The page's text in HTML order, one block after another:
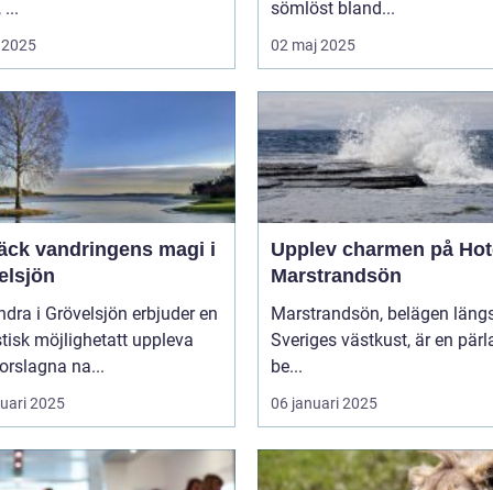
... sömlöst bland...
02 maj 2025
vandringens magi i
i Grövelsjön erbjuder en
möjlighetatt uppleva
na...
2025
Upplev charmen på
Marstrandsön
Marstrandsön, belägen
Sveriges västkust, är en
be...
06 januari 2025